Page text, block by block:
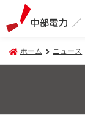
ホーム ニュース